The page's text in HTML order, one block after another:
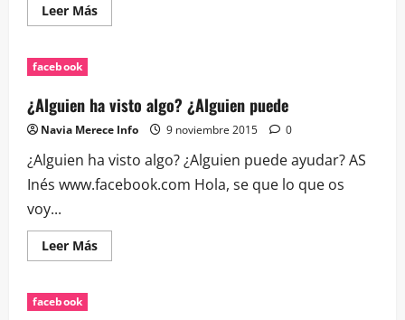
Leer MásLeer
más
adquisición
de
material…
facebook
¿Alguien ha visto algo? ¿Alguien puede
Navia Merece Info 9 noviembre 2015 0
¿Alguien ha visto algo? ¿Alguien puede ayudar? AS
Inés www.facebook.com Hola, se que lo que os
voy...
Leer MásLeer
más
facebook